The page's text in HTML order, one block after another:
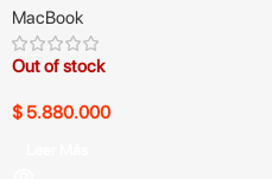
MacBook
Out of stock
$ 5.880.000